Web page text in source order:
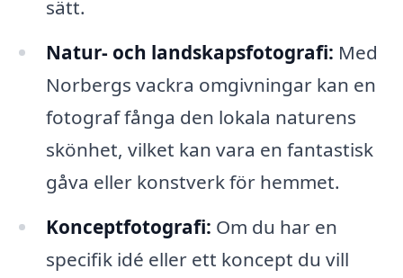
sätt.
Natur- och landskapsfotografi: Med
Norbergs vackra omgivningar kan en
fotograf fånga den lokala naturens
skönhet, vilket kan vara en fantastisk
gåva eller konstverk för hemmet.
Konceptfotografi: Om du har en
specifik idé eller ett koncept du vill